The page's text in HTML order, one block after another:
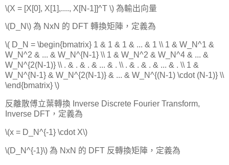
\(X = [X[0], X[1],...., X[N-1]]^T \) 為輸出向量
\(D_N\) 為 NxN 的 DFT 轉換矩陣，定義為
\( D_N = \begin{bmatrix} 1 & 1 & 1 & ... & 1 \\ 1 & W_N^1 &
W_N^2 & ... & W_N^{N-1} \\ 1 & W_N^2 & W_N^4 & ... &
W_N^{2(N-1)} \\ . & . & . & ... & . \\ . & . & . & ... & . \\ 1 &
W_N^{N-1} & W_N^{2(N-1)} & ... & W_N^{(N-1) \cdot (N-1)} \\
\end{bmatrix} \)
反離散傅立葉轉換 Inverse Discrete Fourier Transform,
Inverse DFT，定義為
\(x = D_N^{-1} \cdot X\)
\(D_N^{-1}\) 為 NxN 的 DFT 反轉換矩陣，定義為